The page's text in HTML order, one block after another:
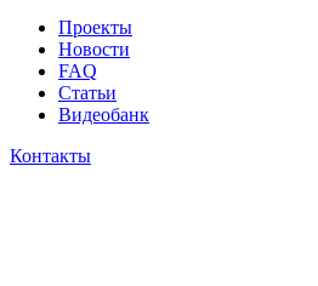
Проекты
Новости
FAQ
Статьи
Видеобанк
Контакты